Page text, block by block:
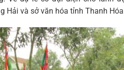
Hải và sở văn hóa tỉnh Thanh